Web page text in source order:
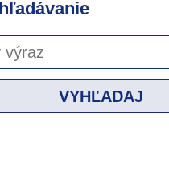
VYHĽADAJ